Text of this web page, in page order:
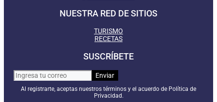
NUESTRA RED DE SITIOS
TURISMO
RECETAS
SUSCRÍBETE
Al registrarte, aceptas nuestros términos y el acuerdo de Política de
Privacidad.